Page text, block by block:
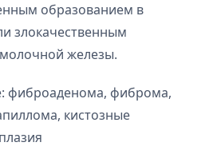
образованием в
злокачественным
железы.
фиброаденома, фиброма,
кистозные